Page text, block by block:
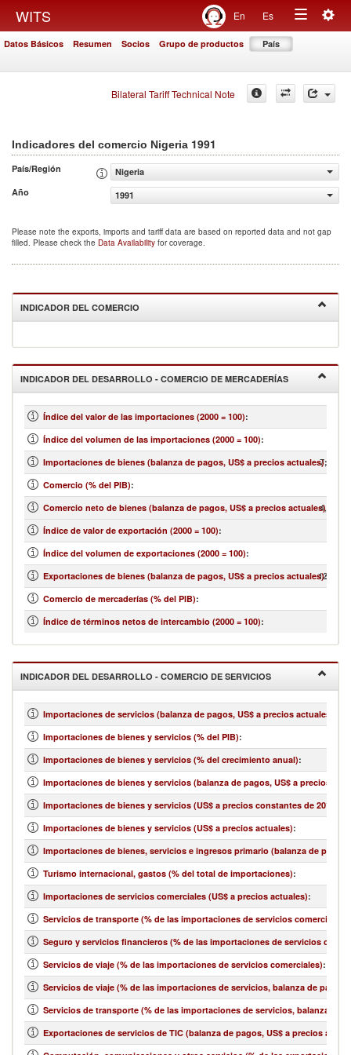
WITS En Es
Toggle
Datos Básicos Resumen Socios Grupo de productos País
Bilateral Tariff Technical Note
Indicadores del comercio Nigeria 1991
País/Región
Nigeria
Año
1991
Please note the exports, imports and tariff data are based on reported data and not gap
filled. Please check the Data Availability for coverage.
INDICADOR DEL COMERCIO
INDICADOR DEL DESARROLLO - COMERCIO DE MERCADERÍAS
Índice del valor de las importaciones (2000 = 100):
Índice del volumen de las importaciones (2000 = 100):
Importaciones de bienes (balanza de pagos, US$ a precios actuales):
Comercio (% del PIB):
Comercio neto de bienes (balanza de pagos, US$ a precios actuales)
Índice de valor de exportación (2000 = 100):
Índice del volumen de exportaciones (2000 = 100):
Exportaciones de bienes (balanza de pagos, US$ a precios actuales):
Comercio de mercaderías (% del PIB):
Índice de términos netos de intercambio (2000 = 100):
INDICADOR DEL DESARROLLO - COMERCIO DE SERVICIOS
Importaciones de servicios (balanza de pagos, US$ a precios actuales)
Importaciones de bienes y servicios (% del PIB):
Importaciones de bienes y servicios (% del crecimiento anual):
Importaciones de bienes y servicios (balanza de pagos, US$ a precios
Importaciones de bienes y servicios (US$ a precios constantes de 2010)
Importaciones de bienes y servicios (US$ a precios actuales):
Importaciones de bienes, servicios e ingresos primario (balanza de
Turismo internacional, gastos (% del total de importaciones):
Importaciones de servicios comerciales (US$ a precios actuales):
Servicios de transporte (% de las importaciones de servicios comerciales)
Seguro y servicios financieros (% de las importaciones de servicios
Servicios de viaje (% de las importaciones de servicios comerciales):
Servicios de viaje (% de las importaciones de servicios, balanza de pagos)
Servicios de transporte (% de las importaciones de servicios, balanza de
Exportaciones de servicios de TIC (balanza de pagos, US$ a precios